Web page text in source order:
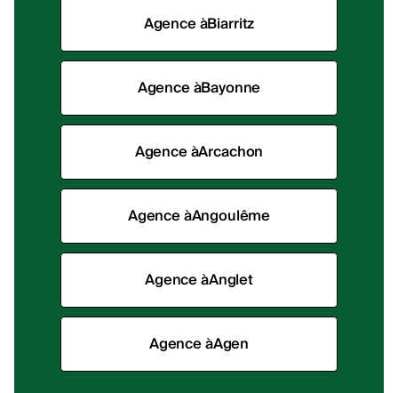
Agence àBiarritz
Agence àBayonne
Agence àArcachon
Agence àAngoulême
Agence àAnglet
Agence àAgen